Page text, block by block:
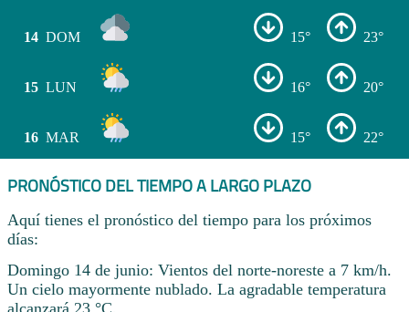
14 DOM 15° 23°
15 LUN 16° 20°
16 MAR 15° 22°
PRONÓSTICO DEL TIEMPO A LARGO PLAZO
Aquí tienes el pronóstico del tiempo para los próximos
días:
Domingo 14 de junio: Vientos del norte-noreste a 7 km/h.
Un cielo mayormente nublado. La agradable temperatura